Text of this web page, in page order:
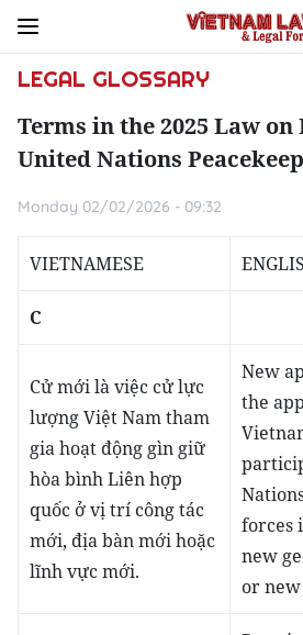
LEGAL GLOSSARY
Terms in the 2025 Law
United Nations
Monday 02/02/2026 - 09:32
VIETNAMESE
C
Cử mới là việc cử lực
lượng Việt Nam tham
gia hoạt động gìn giữ
hòa bình Liên hợp
quốc ở vị trí công tác
mới, địa bàn mới hoặc
lĩnh vực mới.
New
the
forces
new
or